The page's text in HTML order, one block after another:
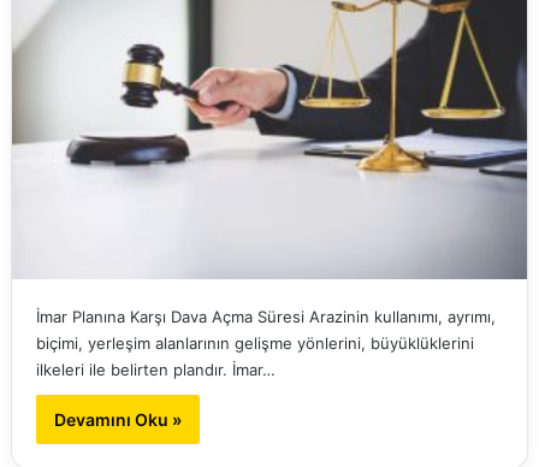
İmar Planına Karşı Dava Açma Süresi Arazinin kullanımı, ayrımı,
biçimi, yerleşim alanlarının gelişme yönlerini, büyüklüklerini
ilkeleri ile belirten plandır. İmar…
Devamını Oku »